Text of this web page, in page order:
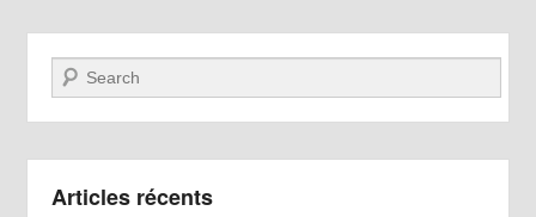
Recherche
Articles récents